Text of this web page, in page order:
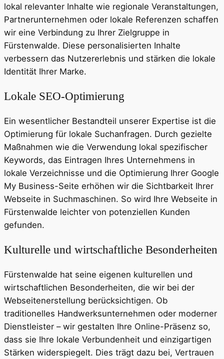
lokal relevanter Inhalte wie regionale Veranstaltungen,
Partnerunternehmen oder lokale Referenzen schaffen
wir eine Verbindung zu Ihrer Zielgruppe in
Fürstenwalde. Diese personalisierten Inhalte
verbessern das Nutzererlebnis und stärken die lokale
Identität Ihrer Marke.
Lokale SEO-Optimierung
Ein wesentlicher Bestandteil unserer Expertise ist die
Optimierung für lokale Suchanfragen. Durch gezielte
Maßnahmen wie die Verwendung lokal spezifischer
Keywords, das Eintragen Ihres Unternehmens in
lokale Verzeichnisse und die Optimierung Ihrer Google
My Business-Seite erhöhen wir die Sichtbarkeit Ihrer
Webseite in Suchmaschinen. So wird Ihre Webseite in
Fürstenwalde leichter von potenziellen Kunden
gefunden.
Kulturelle und wirtschaftliche Besonderheiten
Fürstenwalde hat seine eigenen kulturellen und
wirtschaftlichen Besonderheiten, die wir bei der
Webseitenerstellung berücksichtigen. Ob
traditionelles Handwerksunternehmen oder moderner
Dienstleister – wir gestalten Ihre Online-Präsenz so,
dass sie Ihre lokale Verbundenheit und einzigartigen
Stärken widerspiegelt. Dies trägt dazu bei, Vertrauen